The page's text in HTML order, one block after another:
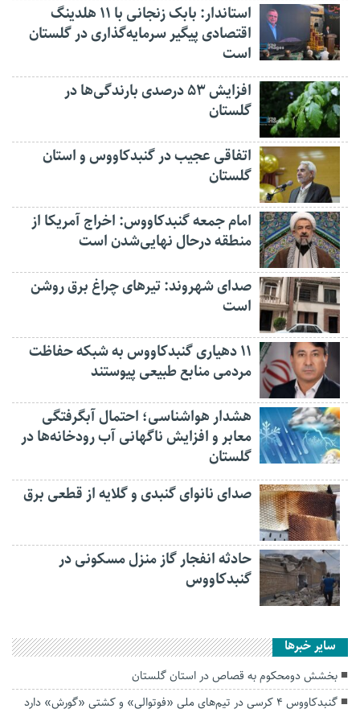
استاندار: بابک زنجانی با ۱۱ هلدینگ
اقتصادی پیگیر سرمایه‌گذاری در گلستان
است
افزایش ۵۳ درصدی بارندگی‌ها در
گلستان
اتفاقی عجیب در‌ گنبدکاووس و استان
گلستان
امام جمعه گنبدکاووس: اخراج آمریکا از
منطقه درحال نهایی‌شدن است
صدای شهروند: تیرهای چراغ برق روشن
است
۱۱ دهیاری گنبدکاووس به شبکه حفاظت
مردمی منابع طبیعی پیوستند
هشدار هواشناسی؛ احتمال آبگرفتگی
معابر و افزایش ناگهانی آب رودخانه‌ها در
گلستان
صدای نانوای گنبدی و گلایه از قطعی برق
حادثه انفجار گاز منزل مسکونی در
گنبدکاووس
سایر خبرها
بخشش دومحکوم به قصاص در استان گلستان
گنبدکاووس ۴ کرسی در تیم‌های ملی «فوتوالی» و کشتی «گورش» دارد